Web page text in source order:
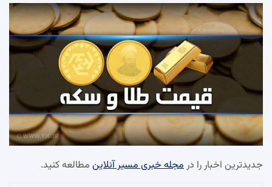
جدیدترین اخبار را درمجله خبری مسیر آنلاین مطالعه کنید.